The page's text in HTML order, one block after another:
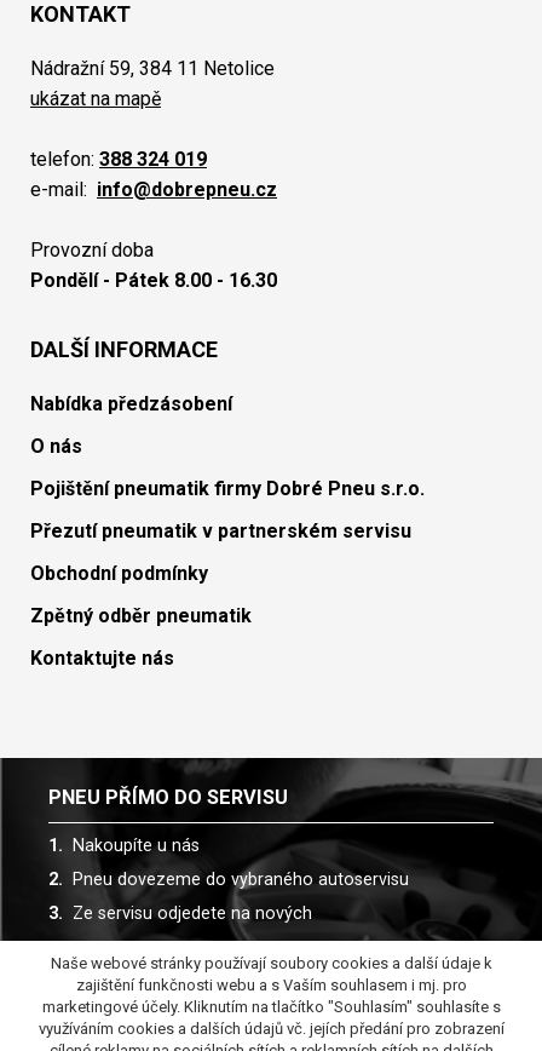
KONTAKT
Nádražní 59, 384 11 Netolice
ukázat na mapě
telefon: 388 324 019
e-mail: info@dobrepneu.cz
Provozní doba
Pondělí - Pátek 8.00 - 16.30
DALŠÍ INFORMACE
Nabídka předzásobení
O nás
Pojištění pneumatik firmy Dobré Pneu s.r.o.
Přezutí pneumatik v partnerském servisu
Obchodní podmínky
Zpětný odběr pneumatik
Kontaktujte nás
PNEU PŘÍMO DO SERVISU
Nakoupíte u nás
Pneu dovezeme do vybraného autoservisu
Ze servisu odjedete na nových
Spolupracujeme s více než 30 autoservisy
Naše webové stránky používají soubory cookies a další údaje k
zajištění funkčnosti webu a s Vaším souhlasem i mj. pro
marketingové účely. Kliknutím na tlačítko "Souhlasím" souhlasíte s
využíváním cookies a dalších údajů vč. jejích předání pro zobrazení